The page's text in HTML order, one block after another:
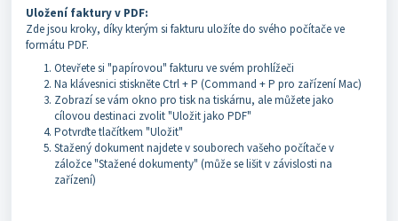
Uložení faktury v PDF:
Zde jsou kroky, díky kterým si fakturu uložíte do svého počítače ve
formátu PDF.
Otevřete si "papírovou" fakturu ve svém prohlížeči
Na klávesnici stiskněte Ctrl + P (Command + P pro zařízení Mac)
Zobrazí se vám okno pro tisk na tiskárnu, ale můžete jako
cílovou destinaci zvolit "Uložit jako PDF"
Potvrďte tlačítkem "Uložit"
Stažený dokument najdete v souborech vašeho počítače v
záložce "Stažené dokumenty" (může se lišit v závislosti na
zařízení)